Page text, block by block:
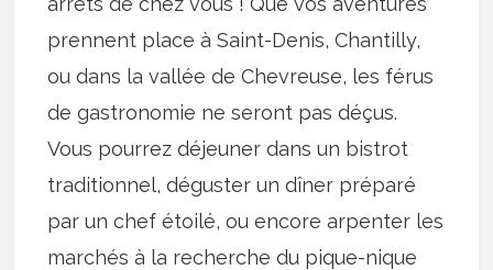
prennent place à Saint-Denis, Chantilly,
ou dans la vallée de Chevreuse, les férus
de gastronomie ne seront pas déçus.
Vous pourrez déjeuner dans un bistrot
traditionnel, déguster un dîner préparé
par un chef étoilé, ou encore arpenter les
marchés à la recherche du pique-nique